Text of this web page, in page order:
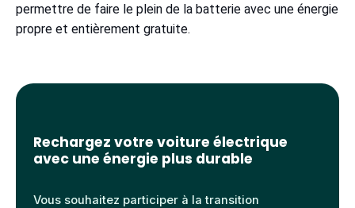
permettre de faire le plein de la batterie avec une énergie
propre et entièrement gratuite.
Rechargez votre voiture électrique
avec une énergie plus durable
Vous souhaitez participer à la transition